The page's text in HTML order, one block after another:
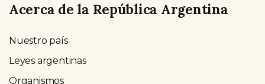
Acerca de la República Argentina
Nuestro país
Leyes argentinas
Organismos